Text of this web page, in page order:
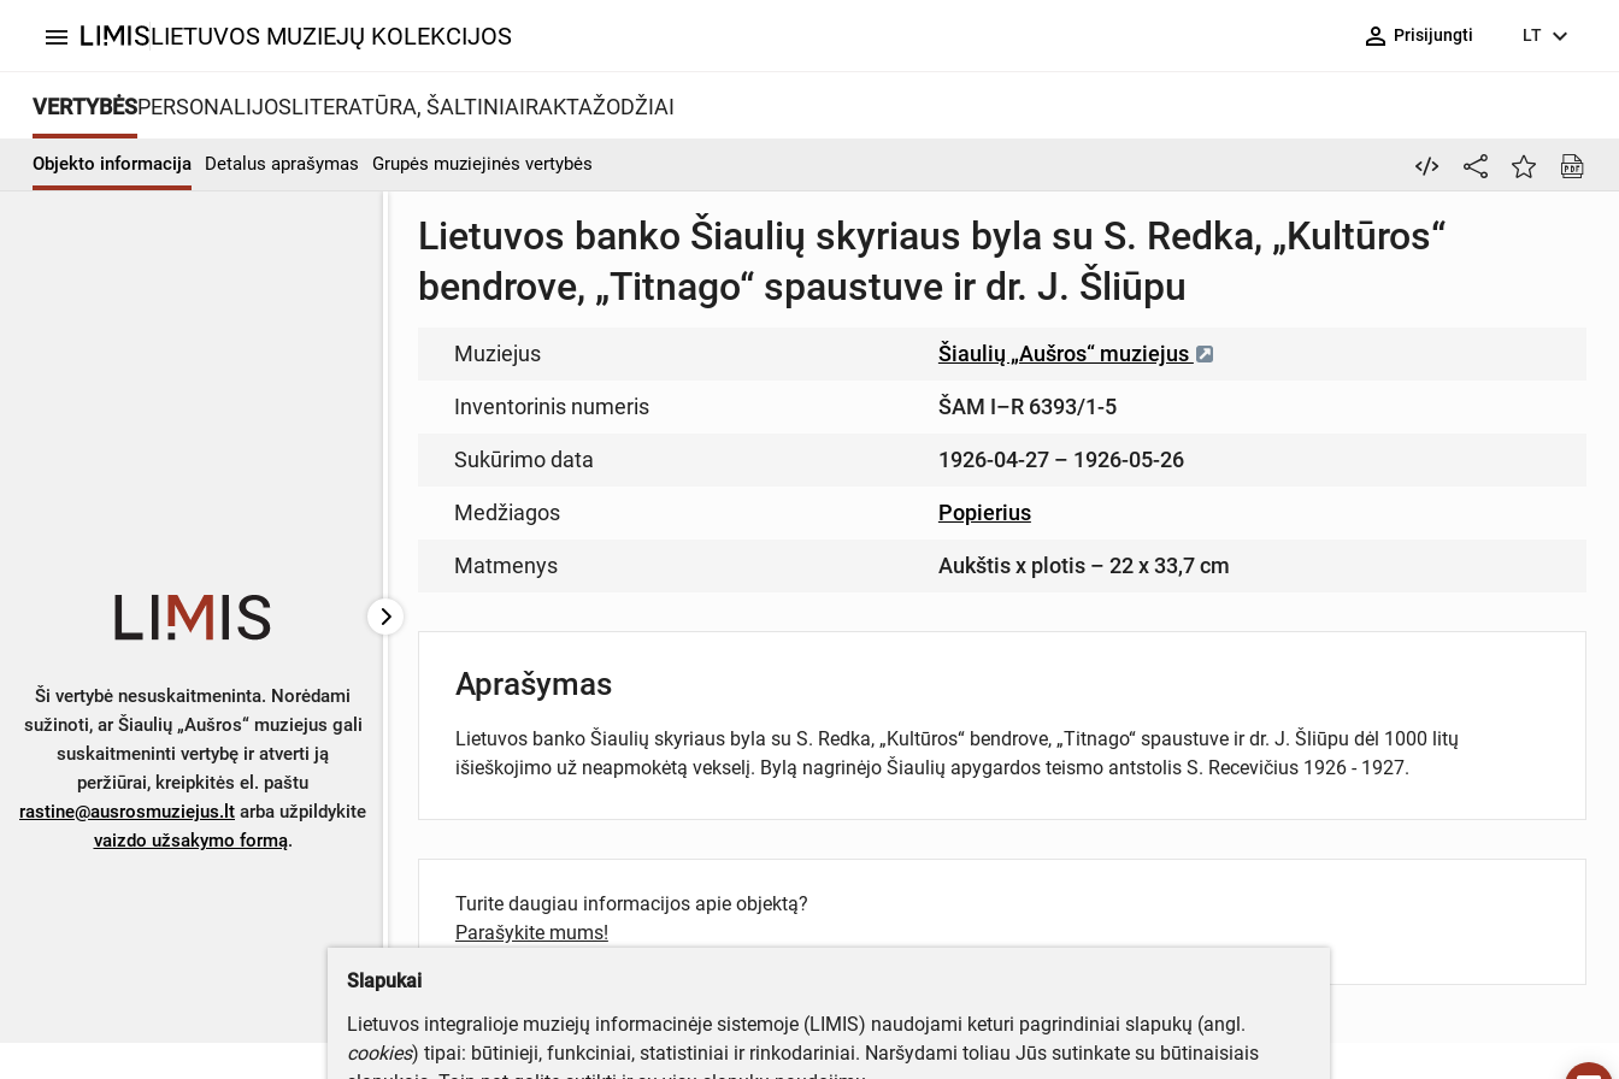
menu LIETUVOS MUZIEJŲ KOLEKCIJOS person_outline Prisijungti LT expand_more
VERTYBĖSPERSONALIJOSLITERATŪRA, ŠALTINIAIRAKTAŽODŽIAI
Objekto informacija Detalus aprašymas Grupės muziejinės vertybės
Ši vertybė nesuskaitmeninta. Norėdami
sužinoti, ar Šiaulių „Aušros“ muziejus gali
suskaitmeninti vertybę ir atverti ją
peržiūrai, kreipkitės el. paštu
rastine@ausrosmuziejus.lt arba užpildykite
vaizdo užsakymo formą.
Lietuvos banko Šiaulių skyriaus byla su S. Redka, „Kultūros“
bendrove, „Titnago“ spaustuve ir dr. J. Šliūpu
Muziejus Šiaulių „Aušros“ muziejus
Inventorinis numeris ŠAM I–R 6393/1-5
Sukūrimo data 1926-04-27 – 1926-05-26
Medžiagos Popierius
Matmenys Aukštis x plotis – 22 x 33,7 cm
Aprašymas
Lietuvos banko Šiaulių skyriaus byla su S. Redka, „Kultūros“ bendrove, „Titnago“ spaustuve ir dr. J. Šliūpu dėl 1000 litų
išieškojimo už neapmokėtą vekselį. Bylą nagrinėjo Šiaulių apygardos teismo antstolis S. Recevičius 1926 - 1927.
Turite daugiau informacijos apie objektą?
Parašykite mums!
Slapukai
Lietuvos integralioje muziejų informacinėje sistemoje (LIMIS) naudojami keturi pagrindiniai slapukų (angl.
cookies) tipai: būtinieji, funkciniai, statistiniai ir rinkodariniai. Naršydami toliau Jūs sutinkate su būtinaisiais